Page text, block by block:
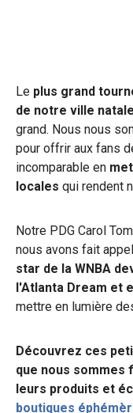
Le plus grand
de notre ville natale
grand. Nous nous
pour offrir aux fans
incomparable en
locales qui rendent
Notre PDG Carol
nous avons fait
star de la WNBA
l'Atlanta Dream et
mettre en lumière
Découvrez ces
que nous
leurs produits et
boutiques